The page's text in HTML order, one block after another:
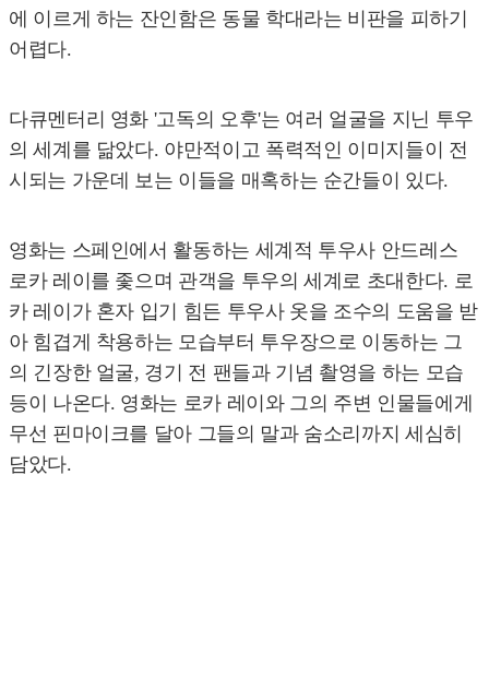
에 이르게 하는 잔인함은 동물 학대라는 비판을 피하기
어렵다.
다큐멘터리 영화 '고독의 오후'는 여러 얼굴을 지닌 투우
의 세계를 닮았다. 야만적이고 폭력적인 이미지들이 전
시되는 가운데 보는 이들을 매혹하는 순간들이 있다.
영화는 스페인에서 활동하는 세계적 투우사 안드레스
로카 레이를 좇으며 관객을 투우의 세계로 초대한다. 로
카 레이가 혼자 입기 힘든 투우사 옷을 조수의 도움을 받
아 힘겹게 착용하는 모습부터 투우장으로 이동하는 그
의 긴장한 얼굴, 경기 전 팬들과 기념 촬영을 하는 모습
등이 나온다. 영화는 로카 레이와 그의 주변 인물들에게
무선 핀마이크를 달아 그들의 말과 숨소리까지 세심히
담았다.